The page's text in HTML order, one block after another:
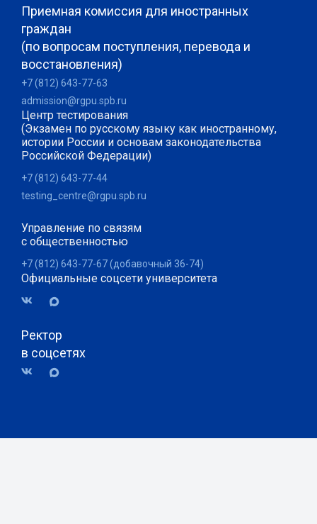
Приемная комиссия для иностранных
граждан
(по вопросам поступления, перевода и
восстановления)
+7 (812) 643-77-63
admission@rgpu.spb.ru
Центр тестирования
(Экзамен по русскому языку как иностранному,
истории России и основам законодательства
Российской Федерации)
+7 (812) 643-77-44
testing_centre@rgpu.spb.ru
Управление по связям
с общественностью
+7 (812) 643-77-67 (добавочный 36-74)
Официальные соцсети университета
Ректор
в соцсетях